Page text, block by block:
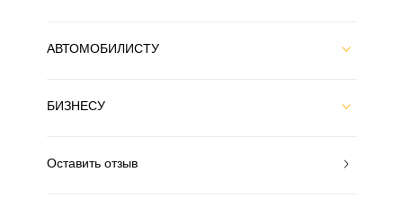
АВТОМОБИЛИСТУ
БИЗНЕСУ
Оставить отзыв